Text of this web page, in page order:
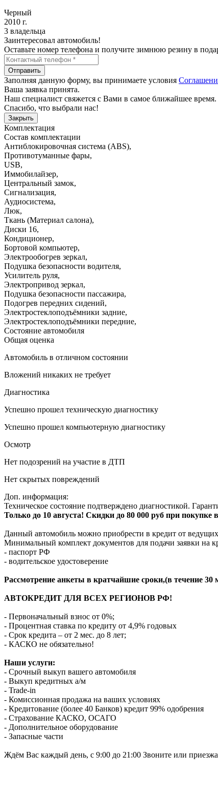
Черный
2010 г.
3 владельца
Заинтересовал автомобиль!
Оставьте номер телефона и получите зимнюю резину в
Отправить
Заполняя данную форму, вы принимаете условия
Ваша заявка принята.
Наш специалист свяжется с Вами в самое ближайшее время.
Спасибо, что выбрали нас!
Закрыть
Комплектация
Состав комплектации
Антиблокировочная система (ABS),
Противотуманные фары,
USB,
Иммобилайзер,
Центральный замок,
Сигнализация,
Аудиосистема,
Люк,
Ткань (Материал салона),
Диски 16,
Кондиционер,
Бортовой компьютер,
Электрообогрев зеркал,
Подушка безопасности водителя,
Усилитель руля,
Электропривод зеркал,
Подушка безопасности пассажира,
Подогрев передних сидений,
Электростеклоподъёмники задние,
Электростеклоподъёмники передние,
Состояние автомобиля
Общая оценка
Автомобиль в отличном состоянии
Вложений никаких не требует
Диагностика
Успешно прошел техническую диагностику
Успешно прошел компьютерную диагностику
Осмотр
Нет подозрений на участие в ДТП
Нет скрытых повреждений
Доп. информация:
Техническое состояние подтверждено диагностикой.
Только до 10 августа! Скидки до 80 000 руб при покупке
Данный автомобиль можно приобрести в кредит от
Минимальный комплект документов для подачи заявки на
- паспорт РФ
- водительское удостоверение
Рассмотрение анкеты в кратчайшие сроки,(в течение 30
АВТОКРЕДИТ ДЛЯ ВСЕХ РЕГИОНОВ РФ!
- Первоначальный взнос от 0%;
- Процентная ставка по кредиту от 4,9% годовых
- Срок кредита – от 2 мес. до 8 лет;
- КАСКО не обязательно!
Наши услуги:
- Срочный выкуп вашего автомобиля
- Выкуп кредитных а/м
- Trade-in
- Комиссионная продажа на ваших условиях
- Кредитование (более 40 Банков) кредит 99% одобрения
- Страхование КАСКО, ОСАГО
- Дополнительное оборудование
- Запасные части
Ждём Вас каждый день, с 9:00 до 21:00 Звоните или